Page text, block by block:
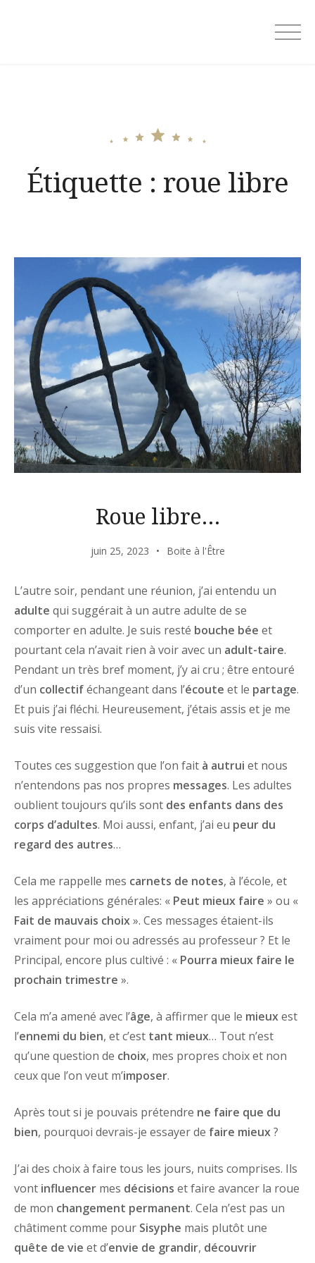
Étiquette : roue libre
Roue libre…
juin 25, 2023 Boite à l'Être
L’autre soir, pendant une réunion, j’ai entendu un
adulte qui suggérait à un autre adulte de se
comporter en adulte. Je suis resté bouche bée et
pourtant cela n’avait rien à voir avec un adult-taire.
Pendant un très bref moment, j’y ai cru ; être entouré
d’un collectiféchangeant dans l’écoute et le partage.
Et puis j’ai fléchi. Heureusement, j’étais assis et je me
suis vite ressaisi.
Toutes ces suggestion que l’on fait à autrui et nous
n’entendons pas nos propres messages. Les adultes
oublient toujours qu’ils sont des enfants dans des
corps d’adultes. Moi aussi, enfant, j’ai eu peur du
regard des autres…
Cela me rappelle mes carnets de notes, à l’école, et
les appréciations générales: « Peut mieux faire » ou «
Fait de mauvais choix». Ces messages étaient-ils
vraiment pour moi ou adressés au professeur ? Et le
Principal, encore plus cultivé : « Pourra mieux faire le
prochain trimestre ».
Cela m’a amené avec l’âge, à affirmer que le mieuxest
l’ennemi du bien, et c’est tant mieux… Tout n’est
qu’une question de choix, mes propres choix et non
ceux que l’on veut m’imposer.
Après tout si je pouvais prétendre ne faire que du
bien, pourquoi devrais-je essayer de faire mieux?
J’ai des choix à faire tous les jours, nuits comprises. Ils
vont influencer mes décisions et faire avancer la roue
de mon changement permanent. Cela n’est pas un
châtiment comme pour Sisyphe mais plutôt une
quête de vie et d’envie de grandir, découvrir